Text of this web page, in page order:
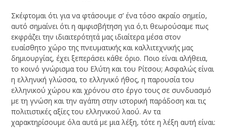
Σκέφτομαι ότι για να φτάσουμε σ’ ένα τόσο ακραίο σημείο,
αυτό σημαίνει ότι η αμφισβήτηση για ό,τι θεωρούσαμε πως
εκφράζει την ιδιαιτερότητά μας ιδιαίτερα μέσα στον
ευαίσθητο χώρο της πνευματικής και καλλιτεχνικής μας
δημιουργίας, έχει ξεπεράσει κάθε όριο. Ποιο είναι αλήθεια,
το κοινό γνώρισμα του Ελύτη και του Ρίτσου; Ασφαλώς είναι
η ελληνική γλώσσα, το ελληνικό ήθος, η παρουσία του
ελληνικού χώρου και χρόνου στο έργο τους σε συνδυασμό
με τη γνώση και την αγάπη στην ιστορική παράδοση και τις
πολιτιστικές αξίες του ελληνικού λαού. Αν τα
χαρακτηρίσουμε όλα αυτά με μια λέξη, τότε η λέξη αυτή είναι: